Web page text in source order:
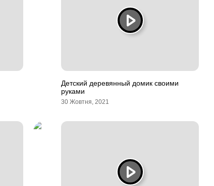
Детский деревянный домик своими
руками
30 Жовтня, 2021